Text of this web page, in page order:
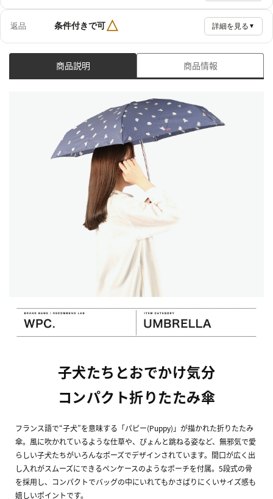
返品 条件付きで可△ 詳細を見る ▼
商品説明 商品情報
子犬たちとおでかけ気分
コンパクト折りたたみ傘
フランス語で“子犬”を意味する「パピー(Puppy)」が描かれた折りたたみ
傘。風に吹かれているような仕草や、ぴょんと跳ねる姿など、無邪気で愛
らしい子犬たちがいろんなポーズでデザインされています。間口が広く出
し入れがスムーズにできるペンケースのようなポーチを付属。5段式の骨
を採用し、コンパクトでバッグの中にいれてもかさばりにくいサイズ感も
嬉しいポイントです。